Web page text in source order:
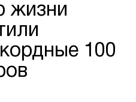
жизни
100